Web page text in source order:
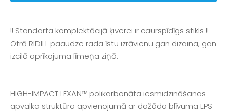
!! Standarta komplektācijā ķiverei ir caurspīdīgs stikls !!
Otrā RIDILL paaudze rada īstu izrāvienu gan dizaina, gan
izcilā aprīkojuma līmeņa ziņā.
HIGH-IMPACT LEXAN™ polikarbonāta iesmidzināšanas
apvalka struktūra apvienojumā ar dažāda blīvuma EPS